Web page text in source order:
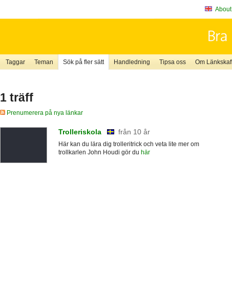
Taggar Teman Sök på fler sätt Handledning Tipsa oss Om
1 träff
Prenumerera på nya länkar
Trolleriskola från 10 år
Här kan du lära dig trolleritrick och veta lite mer om
trollkarlen John Houdi gör du här